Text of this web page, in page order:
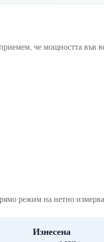
че мощността във
режим на нетно
Изнесена